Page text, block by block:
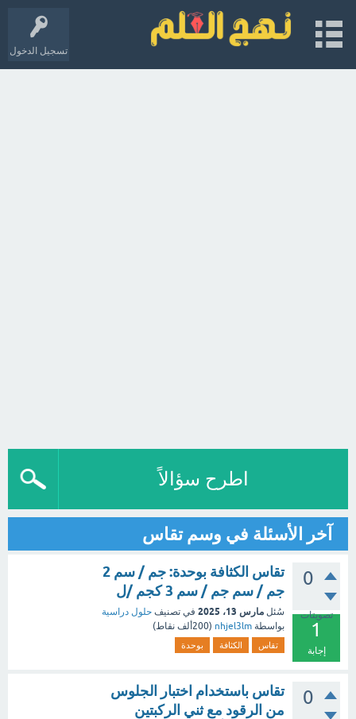
تسجيل الدخول
اطرح سؤالاً
آخر الأسئلة في وسم تقاس
0
تصويتات
1
إجابة
تقاس الكثافة بوحدة: جم / سم 2
جم / سم جم / سم 3 كجم /ل
سُئل مارس 13، 2025 في تصنيف حلول دراسية
بواسطة nhjel3lm
(200ألف نقاط)
تقاس الكثافة بوحدة
0
تقاس باستخدام اختبار الجلوس
من الرقود مع ثني الركبتين